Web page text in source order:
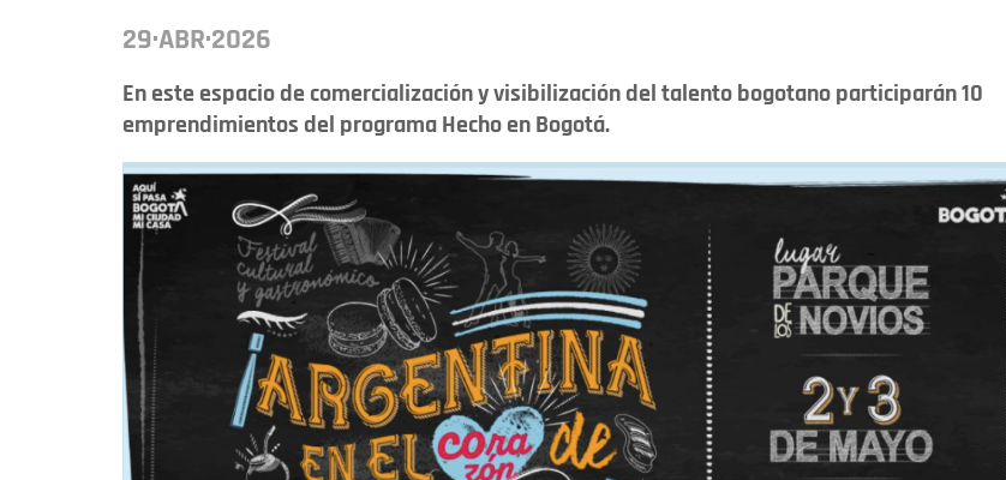
29·ABR·2026
En este espacio de comercialización y visibilización del talento bogotano participarán 10
emprendimientos del programa Hecho en Bogotá.